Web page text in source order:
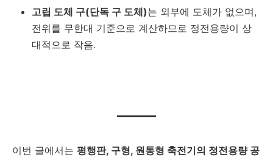
고립 도체 구(단독 구 도체)는 외부에 도체가 없으며,
전위를 무한대 기준으로 계산하므로 정전용량이 상
대적으로 작음.
이번 글에서는 평행판, 구형, 원통형 축전기의 정전용량 공